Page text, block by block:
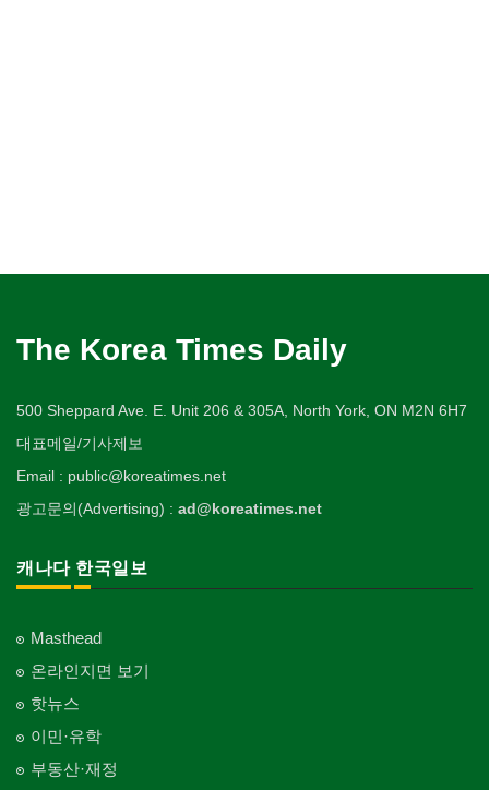
The Korea Times Daily
500 Sheppard Ave. E. Unit 206 & 305A, North York, ON M2N 6H7
대표메일/기사제보
Email : public@koreatimes.net
광고문의(Advertising) : ad@koreatimes.net
캐나다 한국일보
Masthead
온라인지면 보기
핫뉴스
이민·유학
부동산·재정